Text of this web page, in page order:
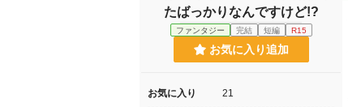
たばっかりなんですけど!?
ファンタジー 完結 短編 R15
お気に入り追加
お気に入り 21